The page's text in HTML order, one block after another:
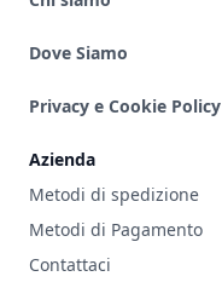
Dove Siamo
Privacy e Cookie Policy
Azienda
Metodi di spedizione
Metodi di Pagamento
Contattaci